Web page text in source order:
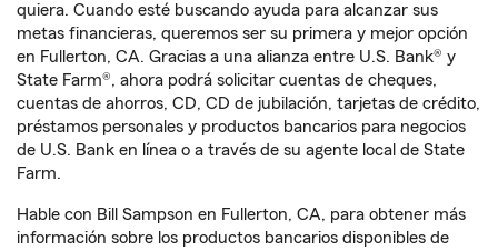
quiera. Cuando esté buscando ayuda para alcanzar sus
metas financieras, queremos ser su primera y mejor opción
en Fullerton, CA. Gracias a una alianza entre U.S. Bank® y
State Farm®, ahora podrá solicitar cuentas de cheques,
cuentas de ahorros, CD, CD de jubilación, tarjetas de crédito,
préstamos personales y productos bancarios para negocios
de U.S. Bank en línea o a través de su agente local de State
Farm.
Hable con Bill Sampson en Fullerton, CA, para obtener más
información sobre los productos bancarios disponibles de